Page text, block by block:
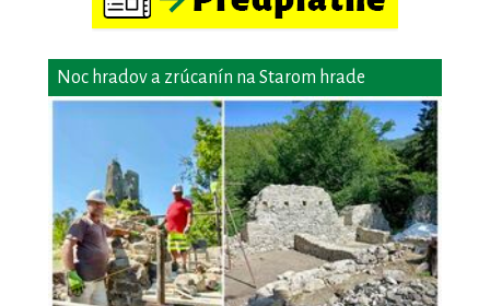
Noc hradov a zrúcanín na Starom hrade